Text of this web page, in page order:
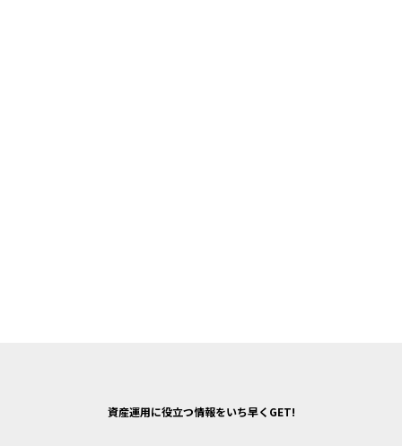
資産運用に役立つ情報をいち早くGET!